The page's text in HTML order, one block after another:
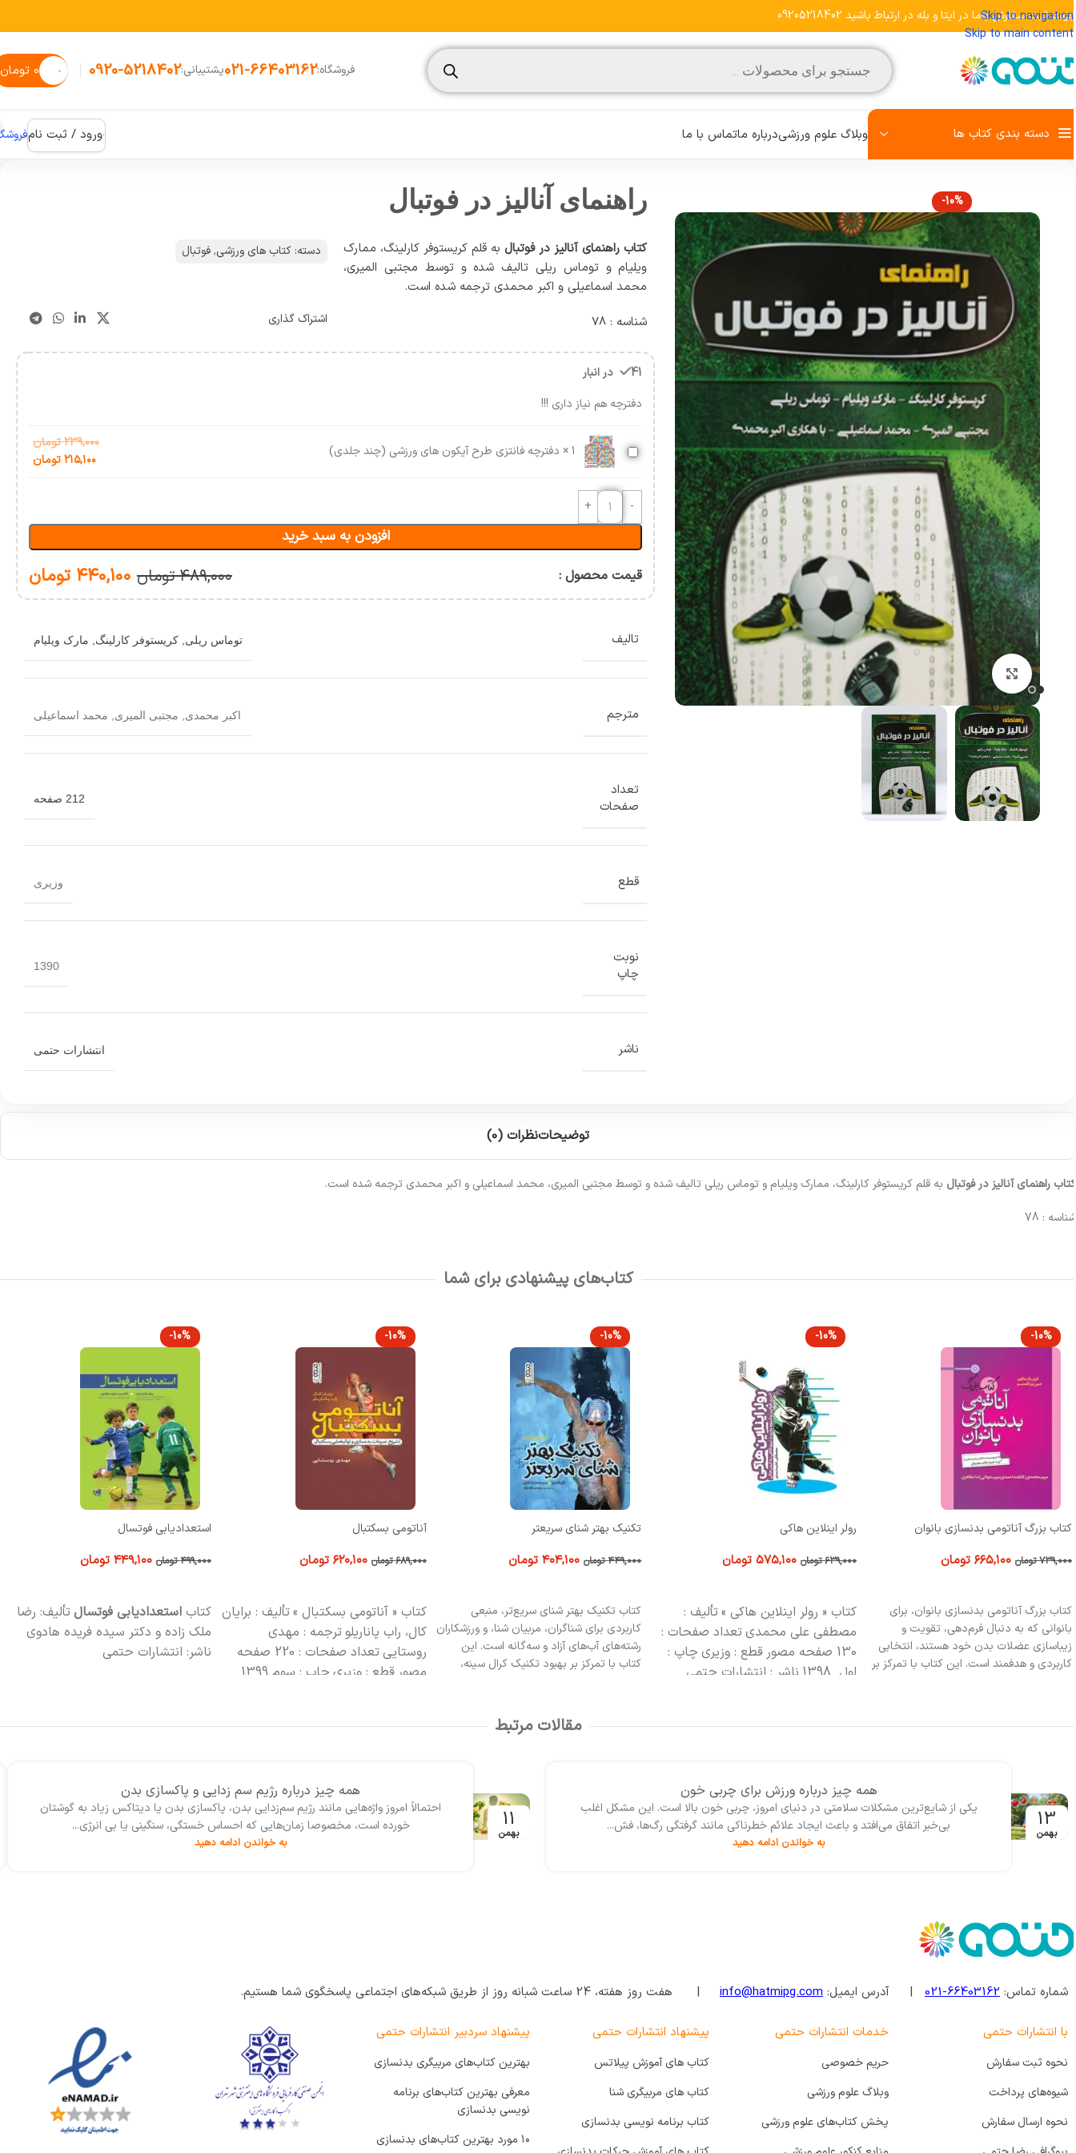
Skip to navigation
Skip to main content
ثبت سفارش باما در ایتا و بله در ارتباط باشید 09205218402
فروشگاه:021-66403162پشتیبانی:0920-5218402 ۰ تومان
دسته بندی کتاب ها
مشاهده تمامی کتاب‌ها
علم تمرین
رفتار حرکتی
کودک و ورزش
کتاب های ورزشی
فیزیولوژی ورزشی
روانشناسی ورزشی
روش تحقیق
آمادگی جسمانی
کنکور تربیت بدنی
آمار سنجش و اندازه گیری
آناتومی و فیزیولوژِی انسان
نسیم
تغذیه ورزشی
مدیریت ورزشی
آسیب شناسی و حرکات اصلاحی
حرکت شناسی و بیومکانیک
وبلاگ علوم ورزشیدرباره ماتماس با ما ورود / ثبت نام
-10%
برای بزرگنمایی کلیک کنید
راهنمای آنالیز در فوتبال
کتاب راهنمای آنالیز در فوتبالبه قلم کریستوفر کارلینگ، ممارک
ویلیام و توماس ریلی تالیف شده و توسط مجتبی المیری،
محمد اسماعیلی و اکبر محمدی ترجمه شده است.
شناسه : 78
دسته: کتاب های ورزشی, فوتبال
اشتراک گذاری
41 در انبار
دفترچه هم نیاز داری !!!
دفترچه
فانتزی
طرح
آیکون
های
جلدی)
× دفترچه فانتزی طرح آیکون های ورزشی (چند جلدی)
۲۳۹,۰۰۰تومان
۲۱۵,۱۰۰ تومان
افزودن به سبد خرید
قیمت محصول : ۴۸۹,۰۰۰ تومان ۴۴۰,۱۰۰ تومان
تالیف توماس ریلی , کریستوفر کارلینگ, مارک ویلیام
مترجم اکبر محمدی, مجتبی المیری, محمد اسماعیلی
تعداد
صفحات
212 صفحه
قطع وزیری
نوبت
چاپ
1390
ناشر انتشارات حتمی
توضیحاتنظرات (0)
راهنمای آنالیز در فوتبالبه قلم کریستوفر کارلینگ، ممارک ویلیام و توماس ریلی تالیف شده و توسط مجتبی المیری، محمد اسماعیلی و اکبر محمدی ترجمه شده است.
: 78
کتاب‌های پیشنهادی برای شما
-10%
رولر اینلاین هاکی
۶۳۹,۰۰۰ تومان ۵۷۵,۱۰۰ تومان
کتاب « رولر اینلاین هاکی »تألیف :
مصطفی علی محمدیتعداد صفحات :
130 صفحه مصور
قطع : وزیری چاپ :
اول 1398
ناشر : انتشارات حتمی
-10%
تکنیک بهتر شنای سریعتر
۴۴۹,۰۰۰ تومان ۴۰۴,۱۰۰ تومان
کتاب تکنیک بهتر شنای سریع‌تر، منبعی
کاربردی برای شناگران، مربیان شنا، و ورزشکاران
رشته‌های آب‌های آزاد و سه‌گانه است. این
کتاب با تمرکز بر بهبود تکنیک کرال سینه،
چشمگیر در عملکرد خود هستند.
-10%
آناتومی بسکتبال
۶۸۹,۰۰۰ تومان ۶۲۰,۱۰۰ تومان
کتاب « آناتومی بسکتبال »تألیف : برایان
کال، راب پاناریلوترجمه : مهدی
روستایی
تعداد صفحات : 220 صفحه
مصور قطع : وزیریچاپ : سوم 1399
-10%
استعدادیابی فوتسال
۴۹۹,۰۰۰ تومان ۴۴۹,۱۰۰ تومان
کتاب استعدادیابی فوتسال تألیف: رضا
ملک ‏زاده و دکتر سیده فریده هادوی
ناشر: انتشارات حتمی
-10%
اصول نوین ورزش در آب
۵۹۹,۰۰۰ تومان ۵۳۹,۱۰۰ تومان
کتاب اصول نوین ورزش در آب تألیف :
امیرعباس قلی ‏پور، دکتر سحر دانشور، زهره
هاشم ‏آبادی، مرضیه فتخانی و مهلا تشکری‏
مقالات مرتبط
11
بهمن
همه چیز درباره رژیم سم زدایی و پاکسازی بدن
احتمالاً امروز واژه‌‌هایی مانند رژیم سم‌زدایی بدن، پاکسازی بدن یا دیتاکس زیاد به گوشتان
خورده است، مخصوصا زمان‌هایی که احساس خستگی، سنگینی یا بی انرژی...
به خواندن ادامه دهید 08
همه چیز درباره‌ رژیم برای چربی خون
حتما شما هم شنیده‌اید که چربی‌ خون بالا می‌تواند سلامت قلب و عروق را تهدید کند. اما دقیقاً چربی خون
چیست و چرا افزایش آن خطرناک است؟ چگونه می‌تواند با...
به خواندن ادامه دهید
شماره تماس: 66403162-021 | آدرس ایمیل: info@hatmipg.com | هفت روز هفته‌، 24 ساعت شبانه‌ روز از طریق شبکه‌های اجتماعی پاسخگوی شما هستیم.
با انتشارات حتمی
نحوه ثبت سفارش
شیوه‌های پرداخت
نحوه ارسال سفارش
خدمات انتشارات حتمی
حریم خصوصی
وبلاگ علوم ورزشی
پخش کتاب‌های علوم ورزشی
پیشنهاد انتشارات حتمی
کتاب های آموزش پیلاتس
کتاب های مربیگری شنا
کتاب برنامه نویسی بدنسازی
پیشنهاد سردبیر انتشارات حتمی
بهترین کتاب‌های مربیگری بدنسازی
معرفی بهترین کتاب‌های برنامه
نویسی بدنسازی
۱۰ مورد بهترین کتاب‌های بدنسازی